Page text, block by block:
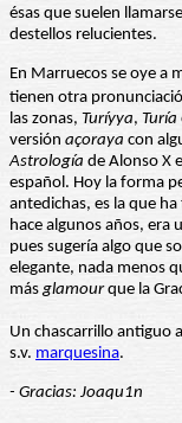
ésas que suelen
destellos relucientes.
En Marruecos se oye a
las zonas, Turíyya, Turía
versión açoraya con
Astrología de Alonso X
español. Hoy la forma
antedichas, es la que
hace algunos años,
pues sugería algo que
elegante, nada menos
másglamourque la
Un chascarrillo antiguo
s.v. marquesina.
- Gracias: Joaqu1n